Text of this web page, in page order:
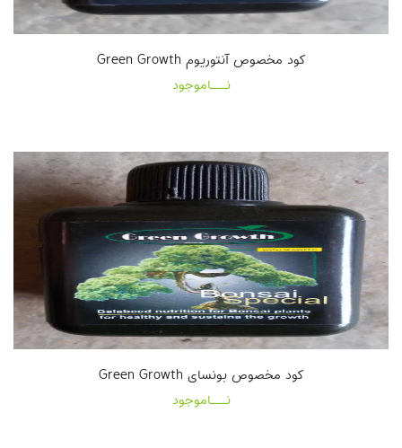
کود مخصوص آنتوریوم Green Growth
نـــاموجود
کود مخصوص بونسای Green Growth
نـــاموجود